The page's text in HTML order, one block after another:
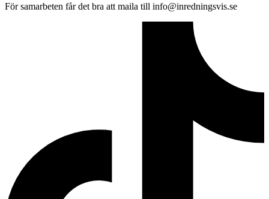
För samarbeten får det bra att maila till info@inredningsvis.se